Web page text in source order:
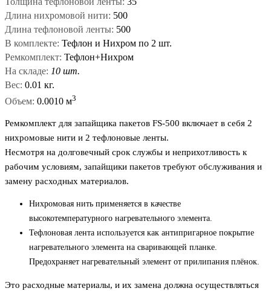
Длина нихромовой нити: 500
Длина тефлоновой ленты: 500
В комплекте: Тефлон и Нихром по 2 шт.
Ремкомплект: Тефлон+Нихром
На складе: 10 шт.
Вес: 0.01 кг.
Объем: 0.0010 м3
Ремкомплект для запайщика пакетов FS-500 включает в себя 2
нихромовые нити и 2 тефлоновые ленты.
Несмотря на долговечный срок службы и неприхотливость к
рабочим условиям, запайщики пакетов требуют обслуживания и
замену расходных материалов.
Нихромовая нить применяется в качестве
высокотемпературного нагревательного элемента.
Тефлоновая лента используется как антипригарное покрытие
нагревательного элемента на сваривающей планке.
Предохраняет нагревательный элемент от прилипания плёнок.
Это расходные материалы, и их замена должна осуществляться